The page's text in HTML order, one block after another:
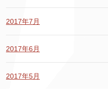
2017年7月
2017年6月
2017年5月